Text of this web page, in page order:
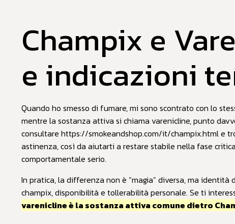
Champix e
e indicazioni
Quando ho smesso di fumare, mi sono scontrato con lo
mentre la sostanza attiva si chiama varenicline, punto
consultare https://smokeandshop.com/it/champix.htmle
astinenza, così da aiutarti a restare stabile nella fase
comportamentale serio.
In pratica, la differenza non è “magia” diversa, ma
champix, disponibilità e tollerabilità personale. Se ti
varenicline è la sostanza attiva comune dietro